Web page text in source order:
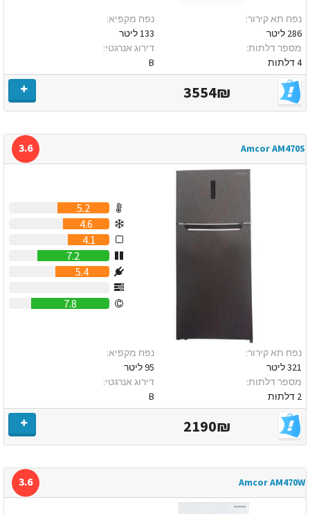
נפח תא קירור:
286 ליטר
מספר דלתות:
4 דלתות
נפח מקפיא:
133 ליטר
דירוג אנרגטי:
B
3554₪
Amcor AM470S
3.6
5.2
4.6
4.1
7.2
5.4
7.8
נפח תא קירור:
321 ליטר
מספר דלתות:
2 דלתות
נפח מקפיא:
95 ליטר
דירוג אנרגטי:
B
2190₪
Amcor AM470W
3.6